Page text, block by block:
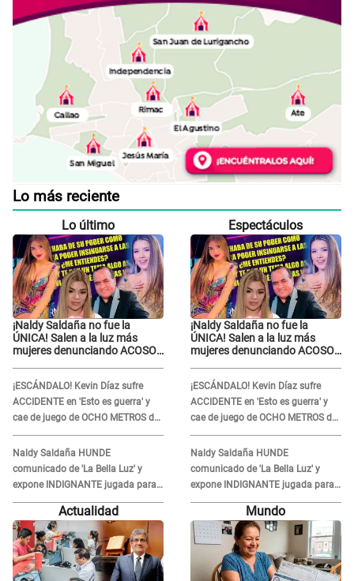
Lo más reciente
Lo último
¡Naldy Saldaña no fue la
ÚNICA! Salen a la luz más
mujeres denunciando ACOSO
director
¡ESCÁNDALO! Kevin Díaz sufre
ACCIDENTE en 'Esto es guerra' y
cae de juego de OCHO METROS de
altura: "La colchoneta se rompe..."
Naldy Saldaña HUNDE
comunicado de 'La Bella Luz' y
expone INDIGNANTE jugada para
DEFENDER a director: "Que he
tenido algo..."
Espectáculos
¡Naldy Saldaña no fue la
ÚNICA! Salen a la luz más
mujeres denunciando ACOSO
director
¡ESCÁNDALO! Kevin Díaz sufre
ACCIDENTE en 'Esto es guerra' y
cae de juego de OCHO METROS de
altura: "La colchoneta se rompe..."
Naldy Saldaña HUNDE
comunicado de 'La Bella Luz' y
expone INDIGNANTE jugada para
DEFENDER a director: "Que he
tenido algo..."
Actualidad Mundo